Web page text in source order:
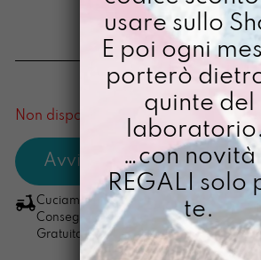
BABOL
€22,00
[ Astuccio: 22 x 10 x 1,5
Non disponibile al momento
Cuciamo ogni ordine nel nostro
Consegna in 4/5 giorni lavorativi,
Gratuita per ordini di importo superiore
usare sullo
E poi ogni
porterò
quinte del
…con novità
REGALI solo
te.